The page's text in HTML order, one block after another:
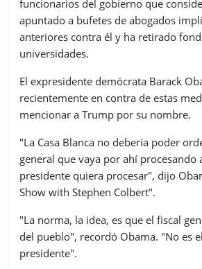
funcionarios del gobierno que
apuntado a bufetes de abogados
anteriores contra él y ha retirado
universidades.
El expresidente demócrata Barack
recientemente en contra de estas
mencionar a Trump por su nombre.
"La Casa Blanca no debería poder
general que vaya por ahí procesando
presidente quiera procesar", dijo
Show with Stephen Colbert".
"La norma, la idea, es que el fiscal
del pueblo", recordó Obama. "No es
presidente".